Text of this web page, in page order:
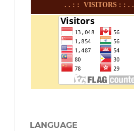
. . : : VISITORS : : . .
LANGUAGE